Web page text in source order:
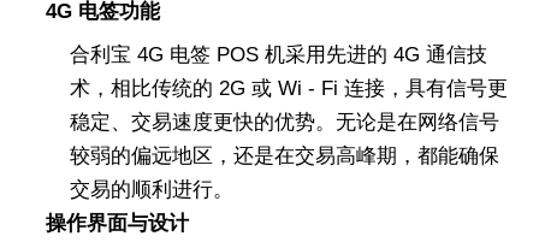
4G 电签功能
合利宝 4G 电签 POS 机采用先进的 4G 通信技
术，相比传统的 2G 或 Wi - Fi 连接，具有信号更
稳定、交易速度更快的优势。无论是在网络信号
较弱的偏远地区，还是在交易高峰期，都能确保
交易的顺利进行。
操作界面与设计